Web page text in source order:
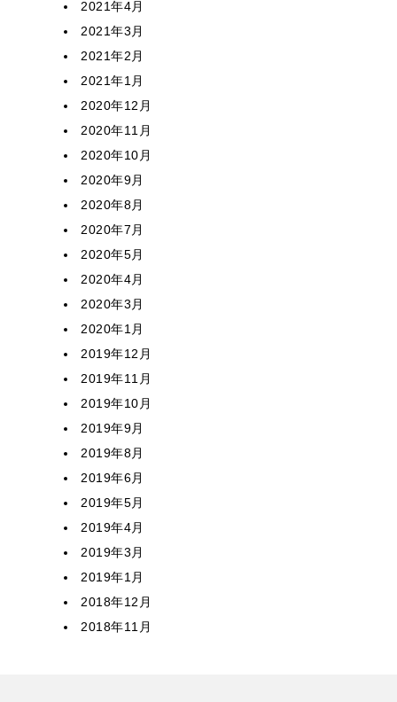
2021年4月
2021年3月
2021年2月
2021年1月
2020年12月
2020年11月
2020年10月
2020年9月
2020年8月
2020年7月
2020年5月
2020年4月
2020年3月
2020年1月
2019年12月
2019年11月
2019年10月
2019年9月
2019年8月
2019年6月
2019年5月
2019年4月
2019年3月
2019年1月
2018年12月
2018年11月